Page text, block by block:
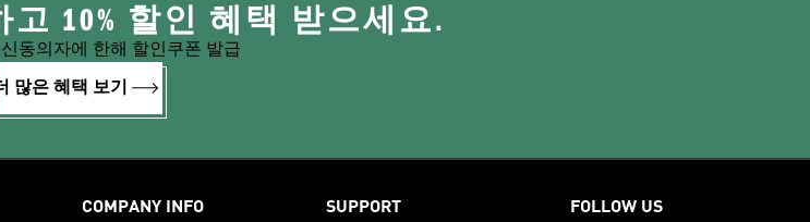
10% 할인 혜택 받으세요.
동의자에 한해 할인쿠폰 발급
많은 혜택 보기
COMPANY INFO SUPPORT FOLLOW US